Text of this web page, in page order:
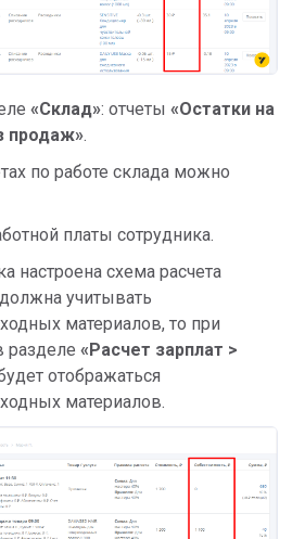
«Склад»: отчеты «Остатки на
продаж».
по работе склада можно
платы сотрудника.
настроена схема расчета
учитывать
материалов, то при
разделе «Расчет зарплат >
отображаться
материалов.